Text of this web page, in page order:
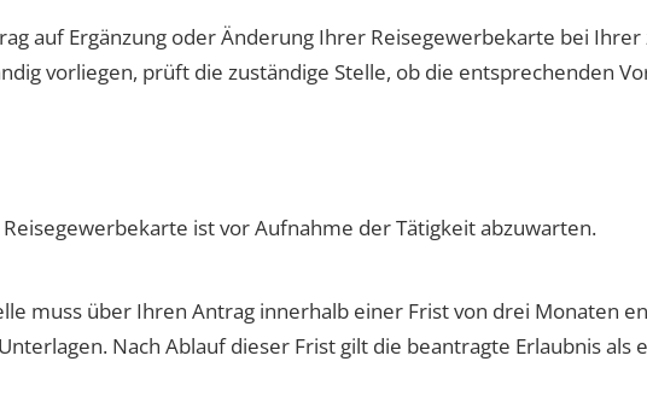
auf Ergänzung oder Änderung Ihrer Reisegewerbekarte bei
vorliegen, prüft die zuständige Stelle, ob die entsprechenden
ist vor Aufnahme der Tätigkeit abzuwarten.
muss über Ihren Antrag innerhalb einer Frist von drei Monaten
Nach Ablauf dieser Frist gilt die beantragte Erlaubnis